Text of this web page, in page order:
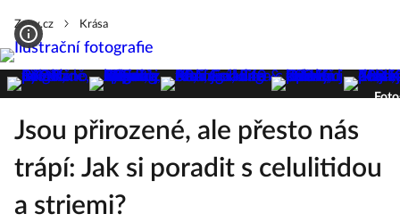
Zeny.cz Krása
Jsou přirozené, ale přesto nás
trápí: Jak si poradit s celulitidou
a striemi?